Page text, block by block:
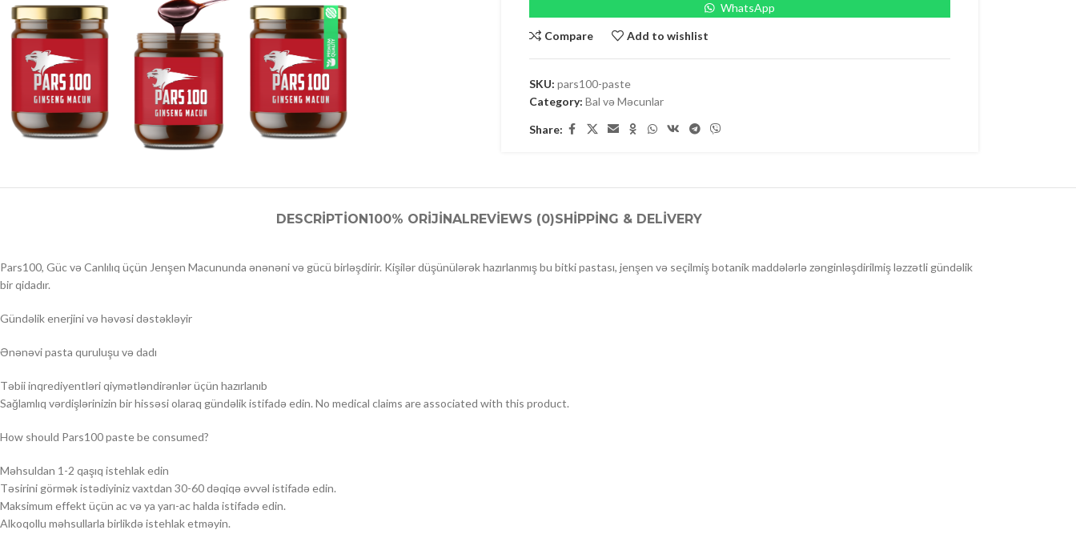
WhatsApp
Compare Add to wishlist
SKU: pars100-paste
Category: Bal və Məcunlar
Share:
DESCRIPTION 100% ORIJINAL REVIEWS (0)SHIPPING & DELIVERY
Pars100, Güc və Canlılıq üçün Jenşen Macununda ənənəni və gücü birləşdirir. Kişilər düşünülərək hazırlanmış bu bitki pastası, jenşen və seçilmiş botanik maddələrlə zənginləşdirilmiş ləzzətli gündəlik
bir qidadır.
Gündəlik enerjini və həvəsi dəstəkləyir
Ənənəvi pasta quruluşu və dadı
Təbii inqrediyentləri qiymətləndirənlər üçün hazırlanıb
Sağlamlıq vərdişlərinizin bir hissəsi olaraq gündəlik istifadə edin. No medical claims are associated with this product.
How should Pars100 paste be consumed?
Məhsuldan 1-2 qaşıq istehlak edin
Təsirini görmək istədiyiniz vaxtdan 30-60 dəqiqə əvvəl istifadə edin.
Maksimum effekt üçün ac və ya yarı-ac halda istifadə edin.
Alkoqollu məhsullarla birlikdə istehlak etməyin.